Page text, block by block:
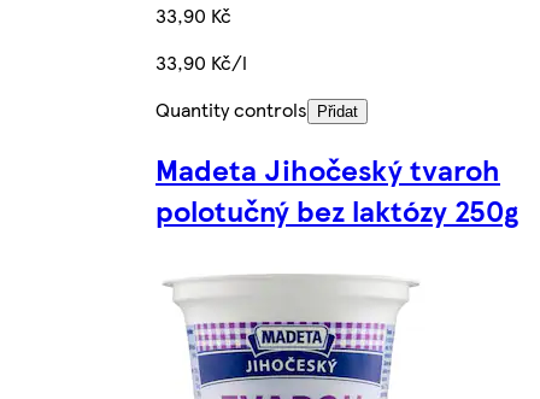
33,90 Kč
33,90 Kč/l
Quantity controls
Přidat
Madeta Jihočeský tvaroh
polotučný bez laktózy 250g